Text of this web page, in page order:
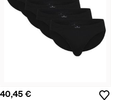
40,45 €